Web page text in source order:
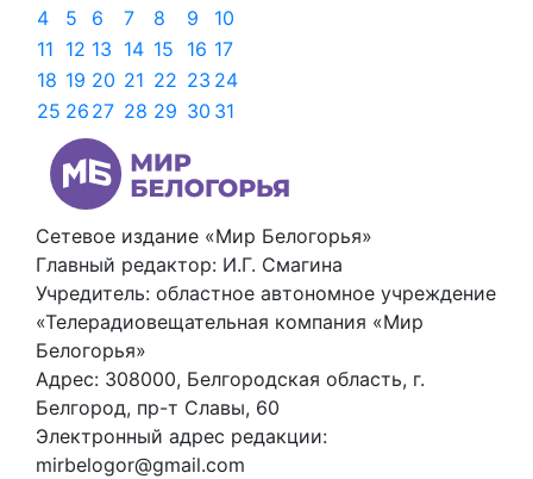
4
5 6 7 8 9
10
11 12 13 14 15 16 17
18 19 20 21 22 23 24
25 26 27 28 29 30 31
Сетевое издание «Мир Белогорья»
Главный редактор: И.Г. Смагина
Учредитель: областное автономное учреждение
«Телерадиовещательная компания «Мир
Белогорья»
Адрес: 308000, Белгородская область, г.
Белгород, пр-т Славы, 60
Электронный адрес редакции:
mirbelogor@gmail.com